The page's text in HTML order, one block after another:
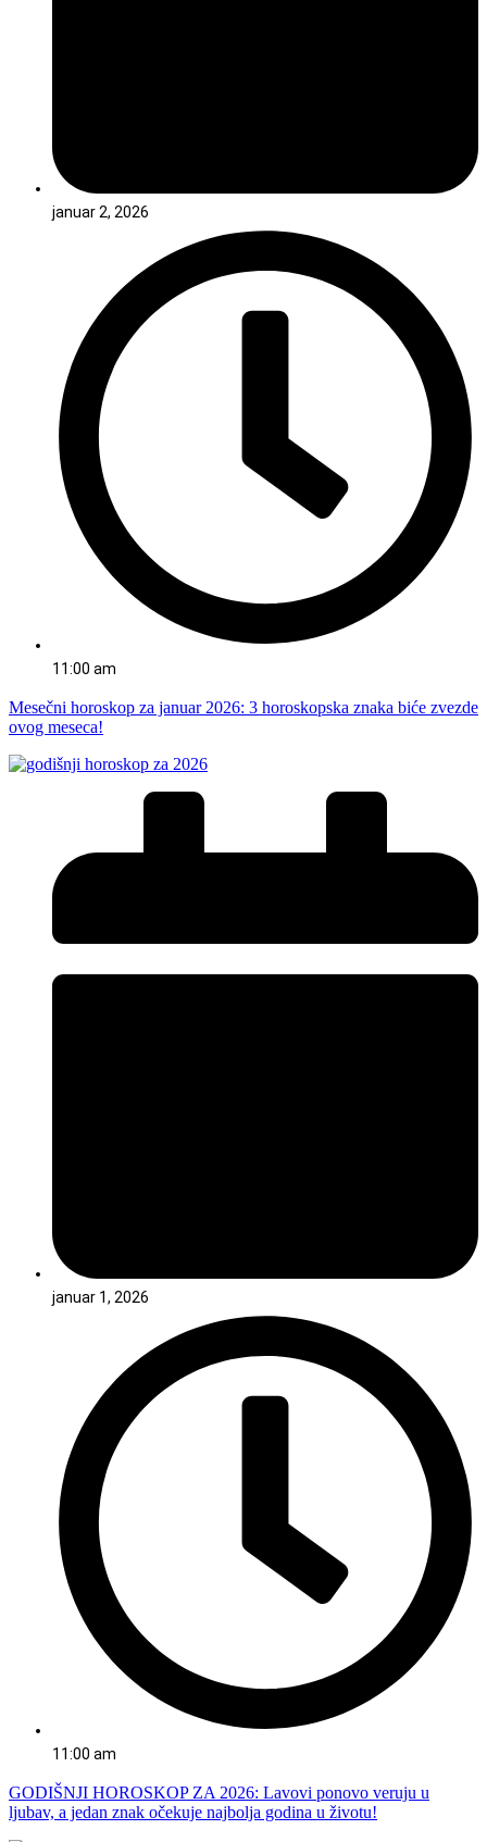
januar 2, 2026
11:00 am
Mesečni horoskop za januar 2026: 3 horoskopska znaka biće zvezde
ovog meseca!
januar 1, 2026
11:00 am
GODIŠNJI HOROSKOP ZA 2026: Lavovi ponovo veruju u
ljubav, a jedan znak očekuje najbolja godina u životu!